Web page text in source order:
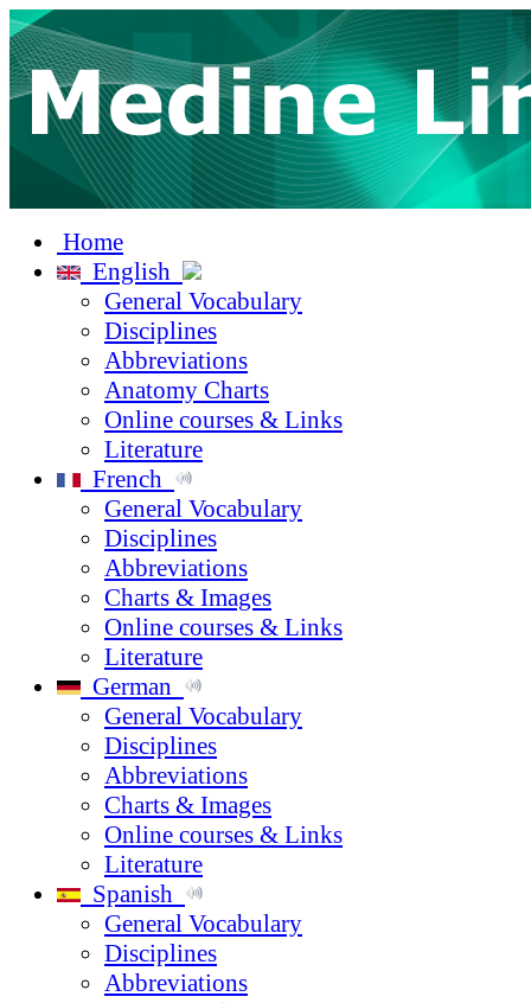
Home
English
General Vocabulary
Disciplines
Abbreviations
Anatomy Charts
Online courses & Links
Literature
French
General Vocabulary
Disciplines
Abbreviations
Charts & Images
Online courses & Links
Literature
German
General Vocabulary
Disciplines
Abbreviations
Charts & Images
Online courses & Links
Literature
Spanish
General Vocabulary
Disciplines
Abbreviations